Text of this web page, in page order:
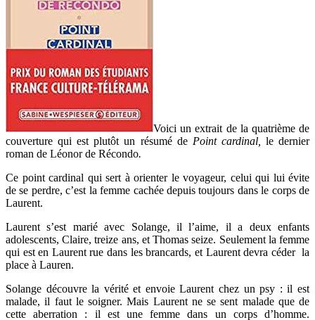
Voici un extrait de la quatrième de
couverture qui est plutôt un résumé de Point cardinal, le dernier
roman de Léonor de Récondo.
Ce point cardinal qui sert à orienter le voyageur, celui qui lui évite
de se perdre, c’est la femme cachée depuis toujours dans le corps de
Laurent.
Laurent s’est marié avec Solange, il l’aime, il a deux enfants
adolescents, Claire, treize ans, et Thomas seize. Seulement la femme
qui est en Laurent rue dans les brancards, et Laurent devra céder la
place à Lauren.
Solange découvre la vérité et envoie Laurent chez un psy : il est
malade, il faut le soigner. Mais Laurent ne se sent malade que de
cette aberration : il est une femme dans un corps d’homme.